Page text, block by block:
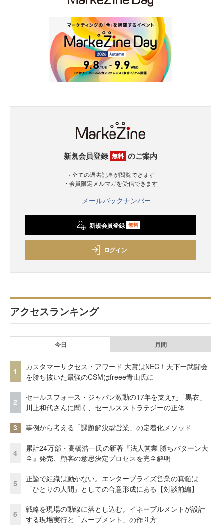
新規会員登録 無料 のご案内
・全ての過去記事が閲覧できます
・会員限定メルマガを受信できます
メールバックナンバー
新規会員登録 無料
ログイン
アクセスランキング
今日 月間
1
カスタマーサクセス・アワード 大賞はNEC！天下一武闘会
を勝ち抜いた最強のCSMはfreee青山氏に
2
セールスフォース・ジャパン激動の17年を支えた「黒衣」
川上和代さんに聞く、セールスストラテジーの正体
3 事例から考える「課題解決型営業」の定着化メソッド
4
累計24万部・高橋浩一氏の新著『法人営業 勝ちパターン大
全』発売、顧客の意思決定プロセスを完全解明
5
正論で組織は動かない。エンタープライズ営業の真髄は
「ひとりの人間」としての合意形成にある【対談前編】
6
戦略を現場の動線に落とし込む。イネーブルメントが設計
する現場実行と「ムーブメント」の作り方